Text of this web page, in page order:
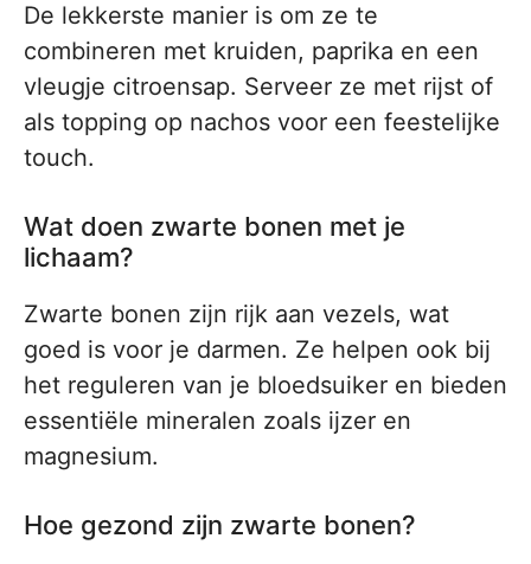
De lekkerste manier is om ze te
combineren met kruiden, paprika en een
vleugje citroensap. Serveer ze met rijst of
als topping op nachos voor een feestelijke
touch.
Wat doen zwarte bonen met je
lichaam?
Zwarte bonen zijn rijk aan vezels, wat
goed is voor je darmen. Ze helpen ook bij
het reguleren van je bloedsuiker en bieden
essentiële mineralen zoals ijzer en
magnesium.
Hoe gezond zijn zwarte bonen?